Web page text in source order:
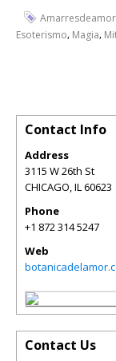
Amarresdeamor
Esoterismo, Magia,
Contact Info
Address
3115 W 26th St
CHICAGO IL 60623
Phone
+1 872 314 5247
Web
Contact Us